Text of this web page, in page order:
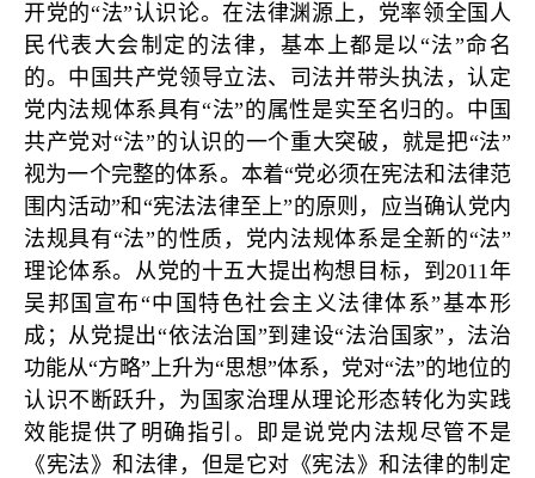
开党的“法”认识论。在法律渊源上，党率领全国人
民代表大会制定的法律，基本上都是以“法”命名
的。中国共产党领导立法、司法并带头执法，认定
党内法规体系具有“法”的属性是实至名归的。中国
共产党对“法”的认识的一个重大突破，就是把“法”
视为一个完整的体系。本着“党必须在宪法和法律范
围内活动”和“宪法法律至上”的原则，应当确认党内
法规具有“法”的性质，党内法规体系是全新的“法”
理论体系。从党的十五大提出构想目标，到2011年
吴邦国宣布“中国特色社会主义法律体系”基本形
成；从党提出“依法治国”到建设“法治国家”，法治
功能从“方略”上升为“思想”体系，党对“法”的地位的
认识不断跃升，为国家治理从理论形态转化为实践
效能提供了明确指引。即是说党内法规尽管不是
《宪法》和法律，但是它对《宪法》和法律的制定